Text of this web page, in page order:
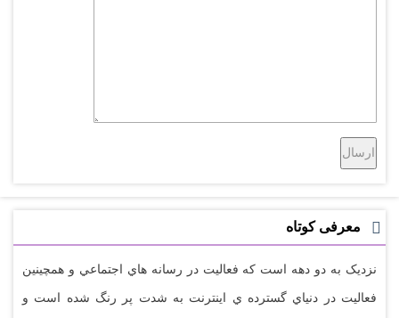
معرفی کوتاه
نزديک به دو دهه است که فعاليت در رسانه هاي اجتماعي و همچينين
فعاليت در دنياي گسترده ي اينترنت به شدت پر رنگ شده است و